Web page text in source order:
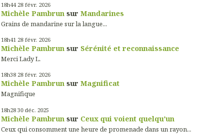
18h44 28 févr. 2026
Michèle Pambrun sur Mandarines
Grains de mandarine sur la langue...
18h41 28 févr. 2026
Michèle Pambrun sur Sérénité et reconnaissance
Merci Lady L.
18h38 28 févr. 2026
Michèle Pambrun sur Magnificat
Magnifique
18h28 30 déc. 2025
Michèle Pambrun sur Ceux qui voient quelqu'un
Ceux qui consomment une heure de promenade dans un rayon...